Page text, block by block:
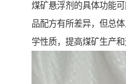
煤矿悬浮剂的具体功能
品配方有所差异，但总
学性质，提高煤矿生产和